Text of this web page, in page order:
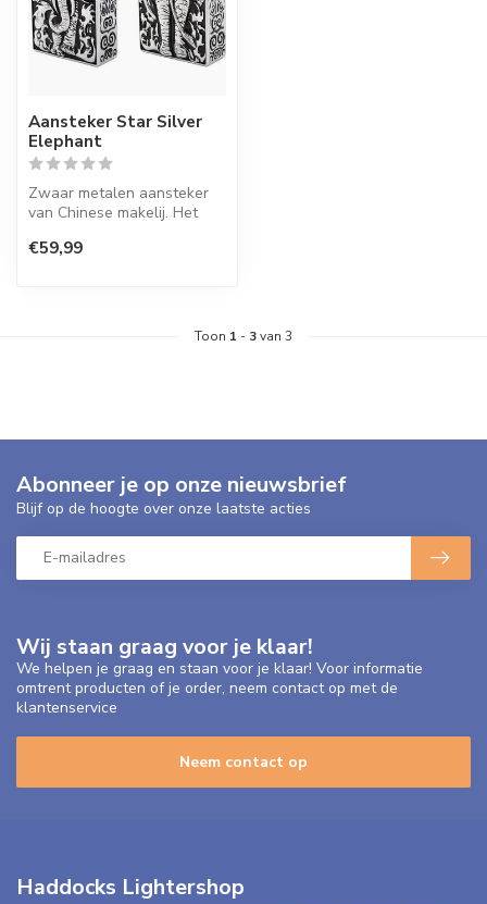
Aansteker Star Silver
Elephant
Zwaar metalen aansteker
van Chinese makelij. Het
binnen...
€59,99
Toon 1 - 3van 3
Wij staan graag voor je klaar!
We helpen je graag en staan voor je klaar! Voor informatie
omtrent producten of je order, neem contact op met de
klantenservice
Neem contact op
Abonneer je op onze nieuwsbrief
Blijf op de hoogte over onze laatste acties
Haddocks Lightershop